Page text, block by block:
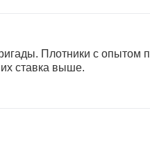
Плотники с опытом
ставка выше.